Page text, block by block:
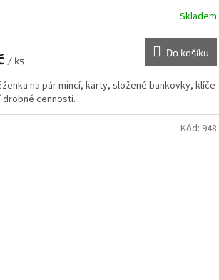
Skladem
/ ks
Do košíku
na pár mincí, karty, složené bankovky, klíče
drobné cennosti.
Kód: 948